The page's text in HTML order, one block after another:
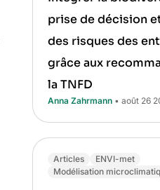
prise de décision
des risques des
grâce aux
la TNFD
Anna Zahrmann • août 26
Articles
ENVI-met
Modélisation